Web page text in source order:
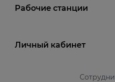
Рабочие станции
Личный кабинет